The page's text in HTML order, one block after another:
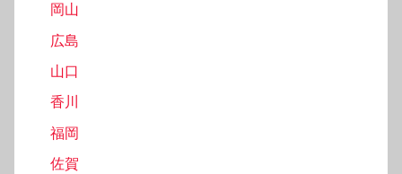
岡山
広島
山口
香川
福岡
佐賀